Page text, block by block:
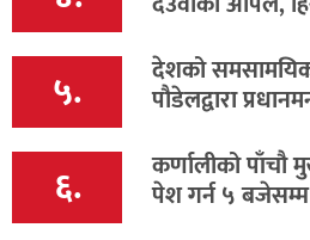
५. देशको समसामयिक
पौडेलद्वारा
६. कर्णालीको पाँचौ
पेश गर्न ५